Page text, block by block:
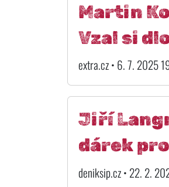
Martin
Vzal si
extra.cz • 6. 7. 2025
Jiří
dárek
deniksip.cz • 22. 2.